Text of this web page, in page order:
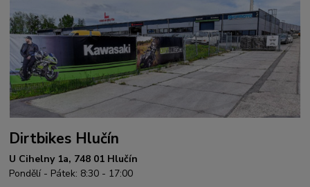
Dirtbikes Hlučín
U Cihelny 1a, 748 01 Hlučín
Pondělí - Pátek: 8:30 - 17:00